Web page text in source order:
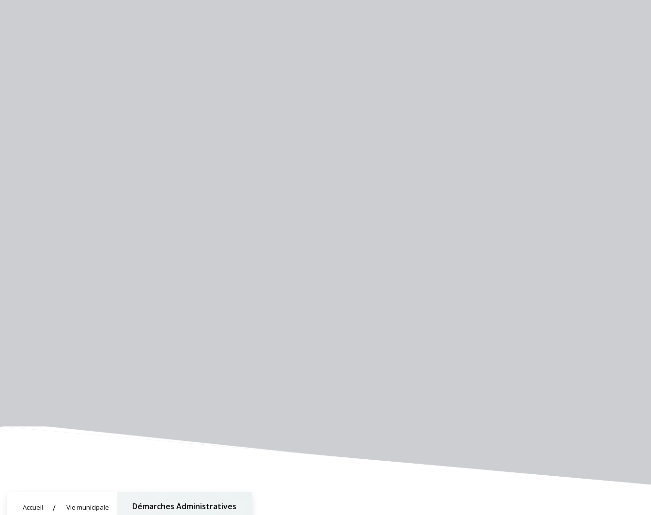
Accueil Vie municipale Démarches Administratives